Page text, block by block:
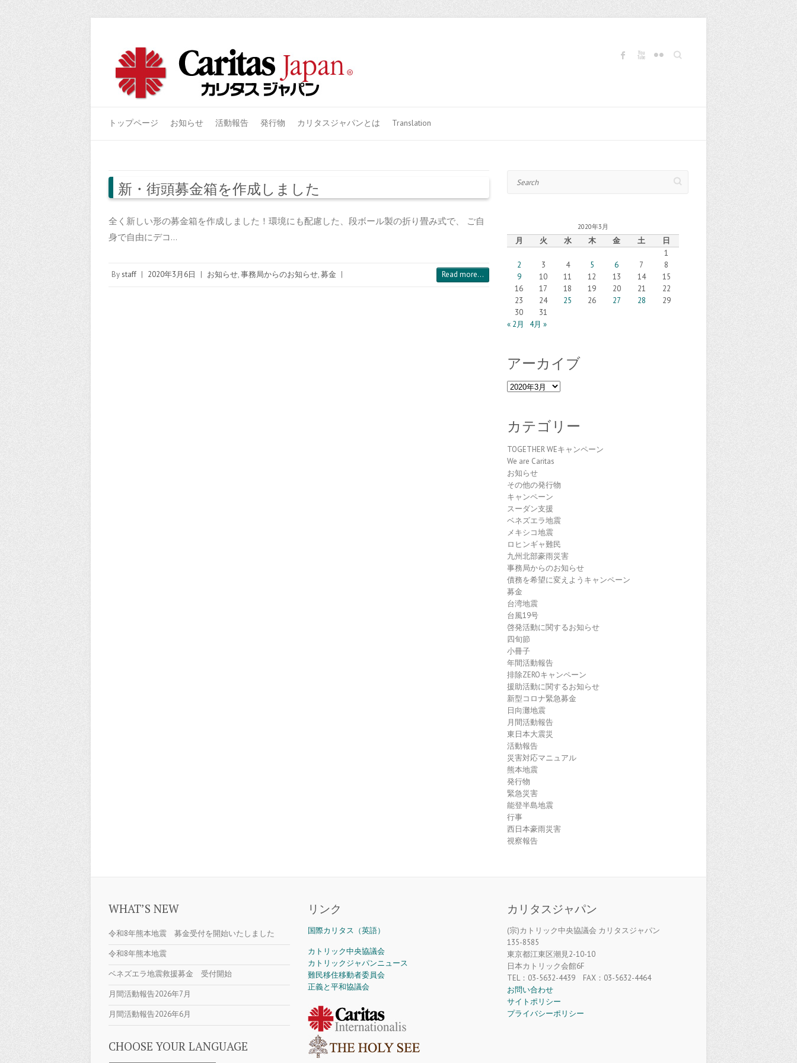
Search
トップページ お知らせ 活動報告 発行物 カリタスジャパンとは Translation
新・街頭募金箱を作成しました
全く新しい形の募金箱を作成しました！環境にも配慮した、段ボール製の折り畳み式で、 ご自
身で自由にデコ…
Bystaff | 2020年3月6日 | お知らせ,事務局からのお知らせ,募金 | Read more...
2020年3月
月 火 水 木 金 土
日
1
2
3 4 5 6 7
8
9
10 11 12 13 14
15
16
17 18 19 20 21
22
23
24 25 26 27 28
29
30
31
« 2月
4月 »
アーカイブ
ア
イ
ブ
カテゴリー
TOGETHER WEキャンペーン
We are Caritas
お知らせ
その他の発行物
キャンペーン
スーダン支援
ベネズエラ地震
メキシコ地震
ロヒンギャ難民
九州北部豪雨災害
事務局からのお知らせ
債務を希望に変えようキャンペーン
募金
台湾地震
台風19号
啓発活動に関するお知らせ
四旬節
小冊子
年間活動報告
排除ZEROキャンペーン
援助活動に関するお知らせ
新型コロナ緊急募金
日向灘地震
月間活動報告
東日本大震災
活動報告
災害対応マニュアル
熊本地震
発行物
緊急災害
能登半島地震
行事
西日本豪雨災害
視察報告
WHAT’S NEW
令和8年熊本地震 募金受付を開始いたしました
令和8年熊本地震
ベネズエラ地震救援募金 受付開始
月間活動報告2026年7月
月間活動報告2026年6月
CHOOSE YOUR LANGUAGE
リンク
国際カリタス（英語）
カトリック中央協議会
カトリックジャパンニュース
難民移住移動者委員会
正義と平和協議会
カリタスジャパン
(宗)カトリック中央協議会 カリタスジャパン
135-8585
東京都江東区潮見2-10-10
日本カトリック会館6F
TEL：03-5632-4439 FAX：03-5632-4464
お問い合わせ
サイトポリシー
プライバシーポリシー